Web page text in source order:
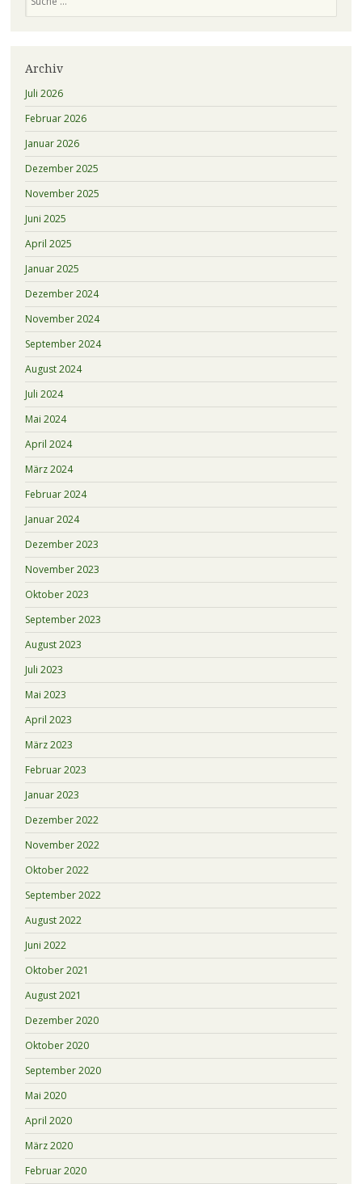
Archiv
Juli 2026
Februar 2026
Januar 2026
Dezember 2025
November 2025
Juni 2025
April 2025
Januar 2025
Dezember 2024
November 2024
September 2024
August 2024
Juli 2024
Mai 2024
April 2024
März 2024
Februar 2024
Januar 2024
Dezember 2023
November 2023
Oktober 2023
September 2023
August 2023
Juli 2023
Mai 2023
April 2023
März 2023
Februar 2023
Januar 2023
Dezember 2022
November 2022
Oktober 2022
September 2022
August 2022
Juni 2022
Oktober 2021
August 2021
Dezember 2020
Oktober 2020
September 2020
Mai 2020
April 2020
März 2020
Februar 2020